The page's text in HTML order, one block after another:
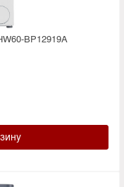
BP12919A